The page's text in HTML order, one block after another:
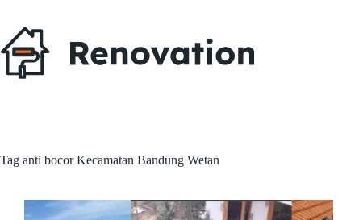
content
Tag anti bocor Kecamatan Bandung Wetan